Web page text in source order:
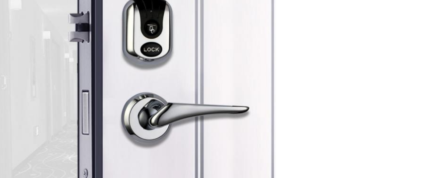
एक संदेश छोड़ें हम आपको जल्द ही कॉल करेंगे!